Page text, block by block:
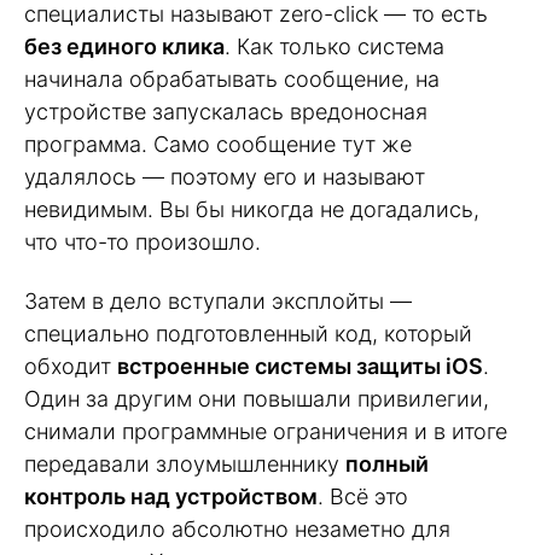
специалисты называют zero-click — то есть
без единого клика. Как только система
начинала обрабатывать сообщение, на
устройстве запускалась вредоносная
программа. Само сообщение тут же
удалялось — поэтому его и называют
невидимым. Вы бы никогда не догадались,
что что-то произошло.
Затем в дело вступали эксплойты —
специально подготовленный код, который
обходит встроенные системы защиты iOS.
Один за другим они повышали привилегии,
снимали программные ограничения и в итоге
передавали злоумышленнику полный
контроль над устройством. Всё это
происходило абсолютно незаметно для